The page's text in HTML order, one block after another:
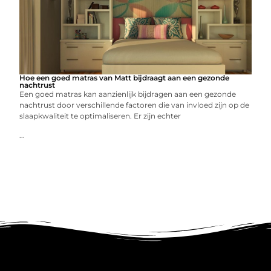
Hoe een goed matras van Matt bijdraagt aan een gezonde
nachtrust
Een goed matras kan aanzienlijk bijdragen aan een gezonde
nachtrust door verschillende factoren die van invloed zijn op de
slaapkwaliteit te optimaliseren. Er zijn echter
...